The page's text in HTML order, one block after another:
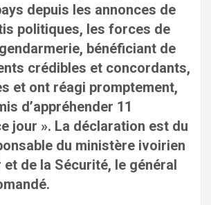
depuis les annonces de
politiques, les forces de
bénéficiant de
crédibles et concordants,
et ont réagi promptement,
d’appréhender 11
jour ». La déclaration est du
du ministère ivoirien
et de la Sécurité, le général